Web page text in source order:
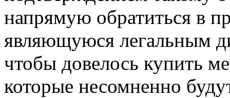
напрямую обратиться в
являющуюся легальным
чтобы довелось купить
которые несомненно